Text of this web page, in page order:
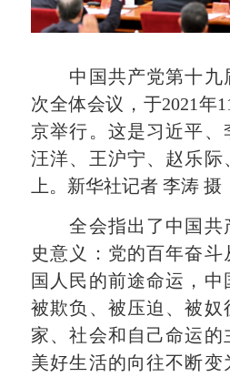
中国共产党第十九
次全体会议，于2021年
京举行。这是习近平、
汪洋、王沪宁、赵乐际
上。新华社记者 李涛 摄
全会指出了中国共
史意义：党的百年奋斗
国人民的前途命运，中
被欺负、被压迫、被奴
家、社会和自己命运
美好生活的向往不断